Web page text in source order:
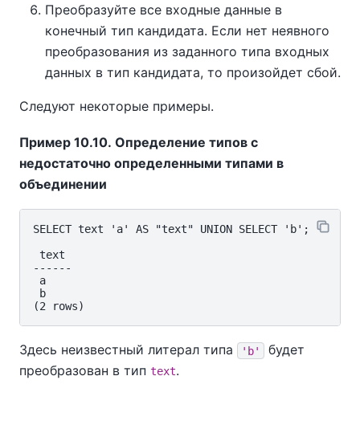
Преобразуйте все входные данные в
конечный тип кандидата. Если нет неявного
преобразования из заданного типа входных
данных в тип кандидата, то произойдет сбой.
Следуют некоторые примеры.
Пример 10.10. Определение типов с
недостаточно определенными типами в
объединении
SELECT text 'a' AS "text" UNION SELECT 'b';
text
------
a
b
Здесь неизвестный литерал типа 'b'
будет
преобразован в тип text.